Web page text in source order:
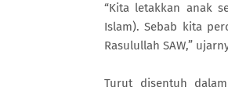
“Kita letakkan anak
Islam). Sebab kita
Rasulullah SAW,”
Turut disentuh